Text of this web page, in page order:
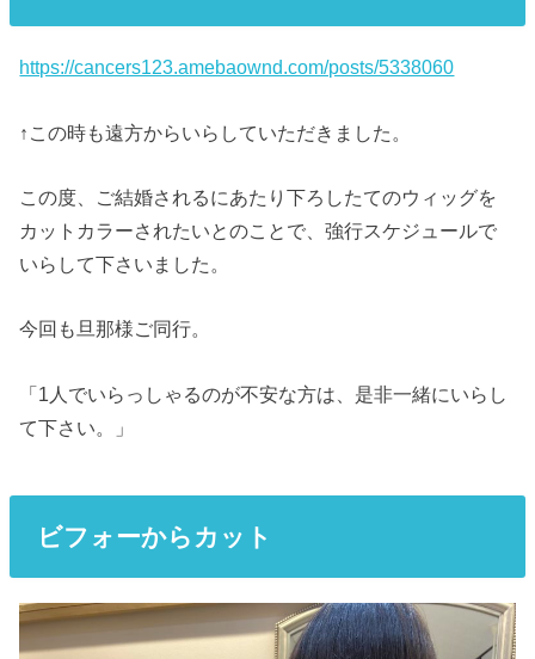
https://cancers123.amebaownd.com/posts/5338060
↑この時も遠方からいらしていただきました。
この度、ご結婚されるにあたり下ろしたてのウィッグを
カットカラーされたいとのことで、強行スケジュールで
いらして下さいました。
今回も旦那様ご同行。
「1人でいらっしゃるのが不安な方は、是非一緒にいらし
て下さい。」
ビフォーからカット